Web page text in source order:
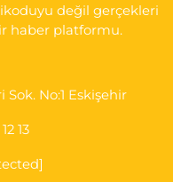
değil gerçekleri
haber platformu.
No:1 Eskişehir
13